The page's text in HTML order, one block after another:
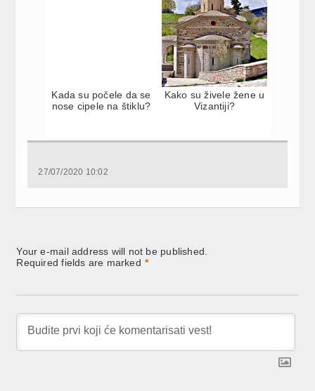
Kada su počele da se
nose cipele na štiklu?
Kako su živele žene u
Vizantiji?
27/07/2020 10:02
Your e-mail address will not be published.
Required fields are marked *